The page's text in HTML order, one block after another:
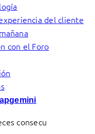
del cliente
con el Foro
consecu